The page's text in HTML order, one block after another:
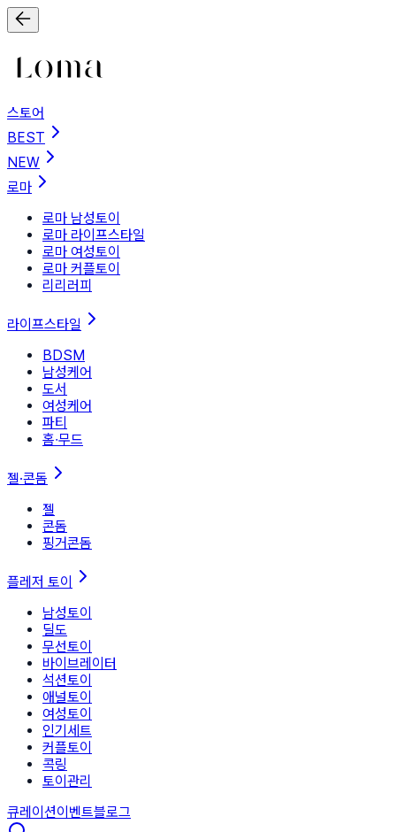
스토어
BEST
NEW
로마
로마 남성토이
로마 라이프스타일
로마 여성토이
로마 커플토이
리리러피
라이프스타일
BDSM
남성케어
도서
여성케어
파티
홈∙무드
젤·콘돔
젤
콘돔
핑거콘돔
플레저 토이
남성토이
딜도
무선토이
바이브레이터
석션토이
애널토이
여성토이
인기세트
커플토이
콕링
토이관리
큐레이션이벤트블로그